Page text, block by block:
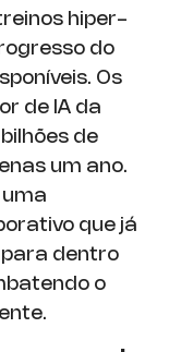
hiper-
do
Os
de IA da
de
um ano.
uma
que já
para dentro
o